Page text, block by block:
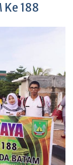
Ke 188